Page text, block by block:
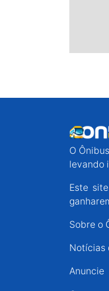
O
levando
Este
Sobre o
Notícias
Anuncie